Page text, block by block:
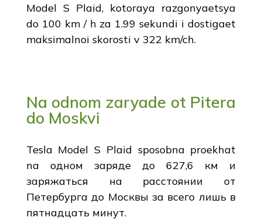
Model S Plaid, kotoraya razgonyaetsya
do 100 km / h za 1.99 sekundi i dostigaet
maksimalnoi skorosti v 322 km/ch.
Na odnom zaryade ot Pitera
do Moskvi
Tesla Model S Plaid sposobna proekhat
na одном заряде до 627,6 км и
заряжаться на расстоянии от
Петербурга до Москвы за всего лишь в
пятнадцать минут.